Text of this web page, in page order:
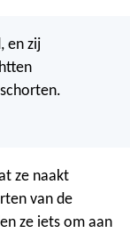
en zij
ze naakt
van de
ze iets om aan